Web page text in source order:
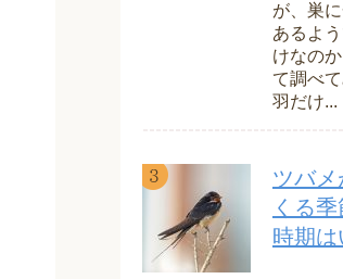
が、巣
あるよ
けなの
て調べ
羽だけ...
ツバメ
くる
時期は